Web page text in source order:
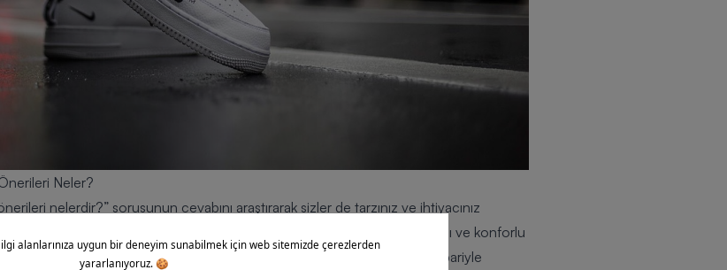
Neler?
nelerdir?” sorusunun cevabını araştırarak sizler de tarzınız ve ihtiyacınız
en trend spor ayakkabıları ile gardırobunuzu güncelleyerek iddialı ve konforlu
kombinlerinizle birlikte tercih edebileceğiniz bu şık parçalar görüntü itibariyle